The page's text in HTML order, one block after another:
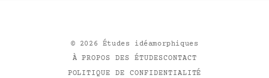
© 2026 Études idéamorphiques
À PROPOS DES ÉTUDESCONTACT
POLITIQUE DE CONFIDENTIALITÉ